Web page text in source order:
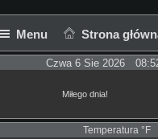
Menu Strona
Czwa 6 Sie 2026
Miłego dnia!
Temperatura °F